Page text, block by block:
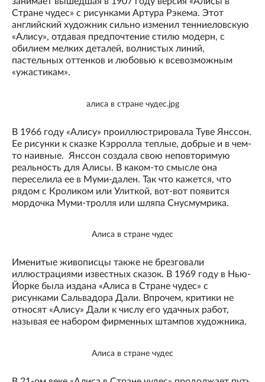
Стране чудес» с рисунками Артура Рэкема. Этот
английский художник сильно изменил тенниеловскую
«Алису», отдавая предпочтение стилю модерн, с
обилием мелких деталей, волнистых линий,
пастельных оттенков и любовью к всевозможным
«ужастикам».
алиса в стране чудес.jpg
В 1966 году «Алису» проиллюстрировала Туве Янссон.
Ее рисунки к сказке Кэрролла теплые, добрые и в чем-
то наивные. Янссон создала свою неповторимую
реальность для Алисы. В каком-то смысле она
переселила ее в Муми-дален. Так что кажется, что
рядом с Кроликом или Улиткой, вот-вот появится
мордочка Муми-тролля или шляпа Снусмумрика.
Алиса в стране чудес
Именитые живописцы также не брезговали
иллюстрациями известных сказок. В 1969 году в Нью-
Йорке была издана «Алиса в Стране чудес» с
рисунками Сальвадора Дали. Впрочем, критики не
относят «Алису» Дали к числу его удачных работ,
называя ее набором фирменных штампов художника.
Алиса в стране чудес